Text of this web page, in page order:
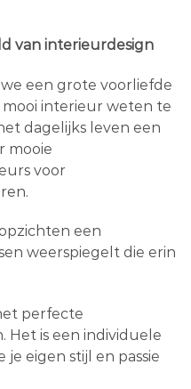
van interieurdesign
een grote voorliefde
interieur weten te
dagelijks leven een
mooie
voor
een
weerspiegelt die erin
perfecte
is een individuele
je eigen stijl en passie